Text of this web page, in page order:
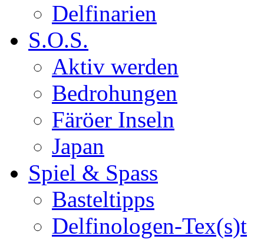
Delfinarien
S.O.S.
Aktiv werden
Bedrohungen
Färöer Inseln
Japan
Spiel & Spass
Basteltipps
Delfinologen-Tex(s)t